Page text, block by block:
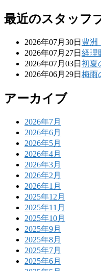
最近のスタッフ
2026年07月30日 豊洲
2026年07月27日 経理
2026年07月03日 初夏
2026年06月29日 梅雨
アーカイブ
2026年7月
2026年6月
2026年5月
2026年4月
2026年3月
2026年2月
2026年1月
2025年12月
2025年11月
2025年10月
2025年9月
2025年8月
2025年7月
2025年6月